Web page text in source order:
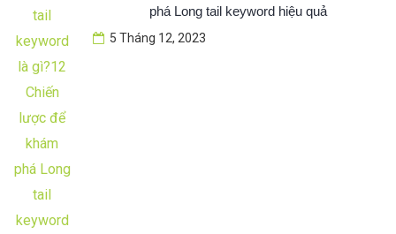
phá Long tail keyword hiệu quả
5 Tháng 12, 2023